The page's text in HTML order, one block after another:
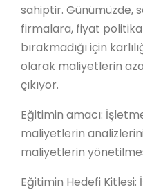
sahiptir. Günümüzde,
firmalara, fiyat
bırakmadığı için
olarak maliyetlerin
çıkıyor.
Eğitimin amacı:
maliyetlerin
maliyetlerin
Eğitimin Hedefi